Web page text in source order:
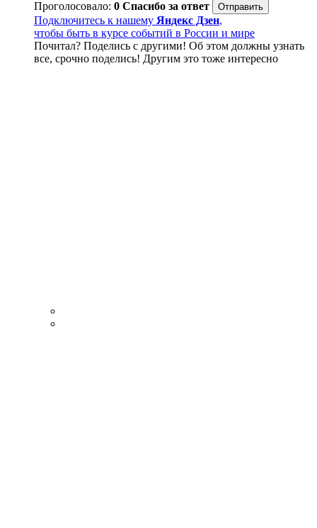
Проголосовало: 0 Спасибо за ответ
Подключитесь к нашему Яндекс Дзен,
чтобы быть в курсе событий в России и мире
Почитал? Поделись с другими! Об этом должны узнать
все, срочно поделись! Другим это тоже интересно